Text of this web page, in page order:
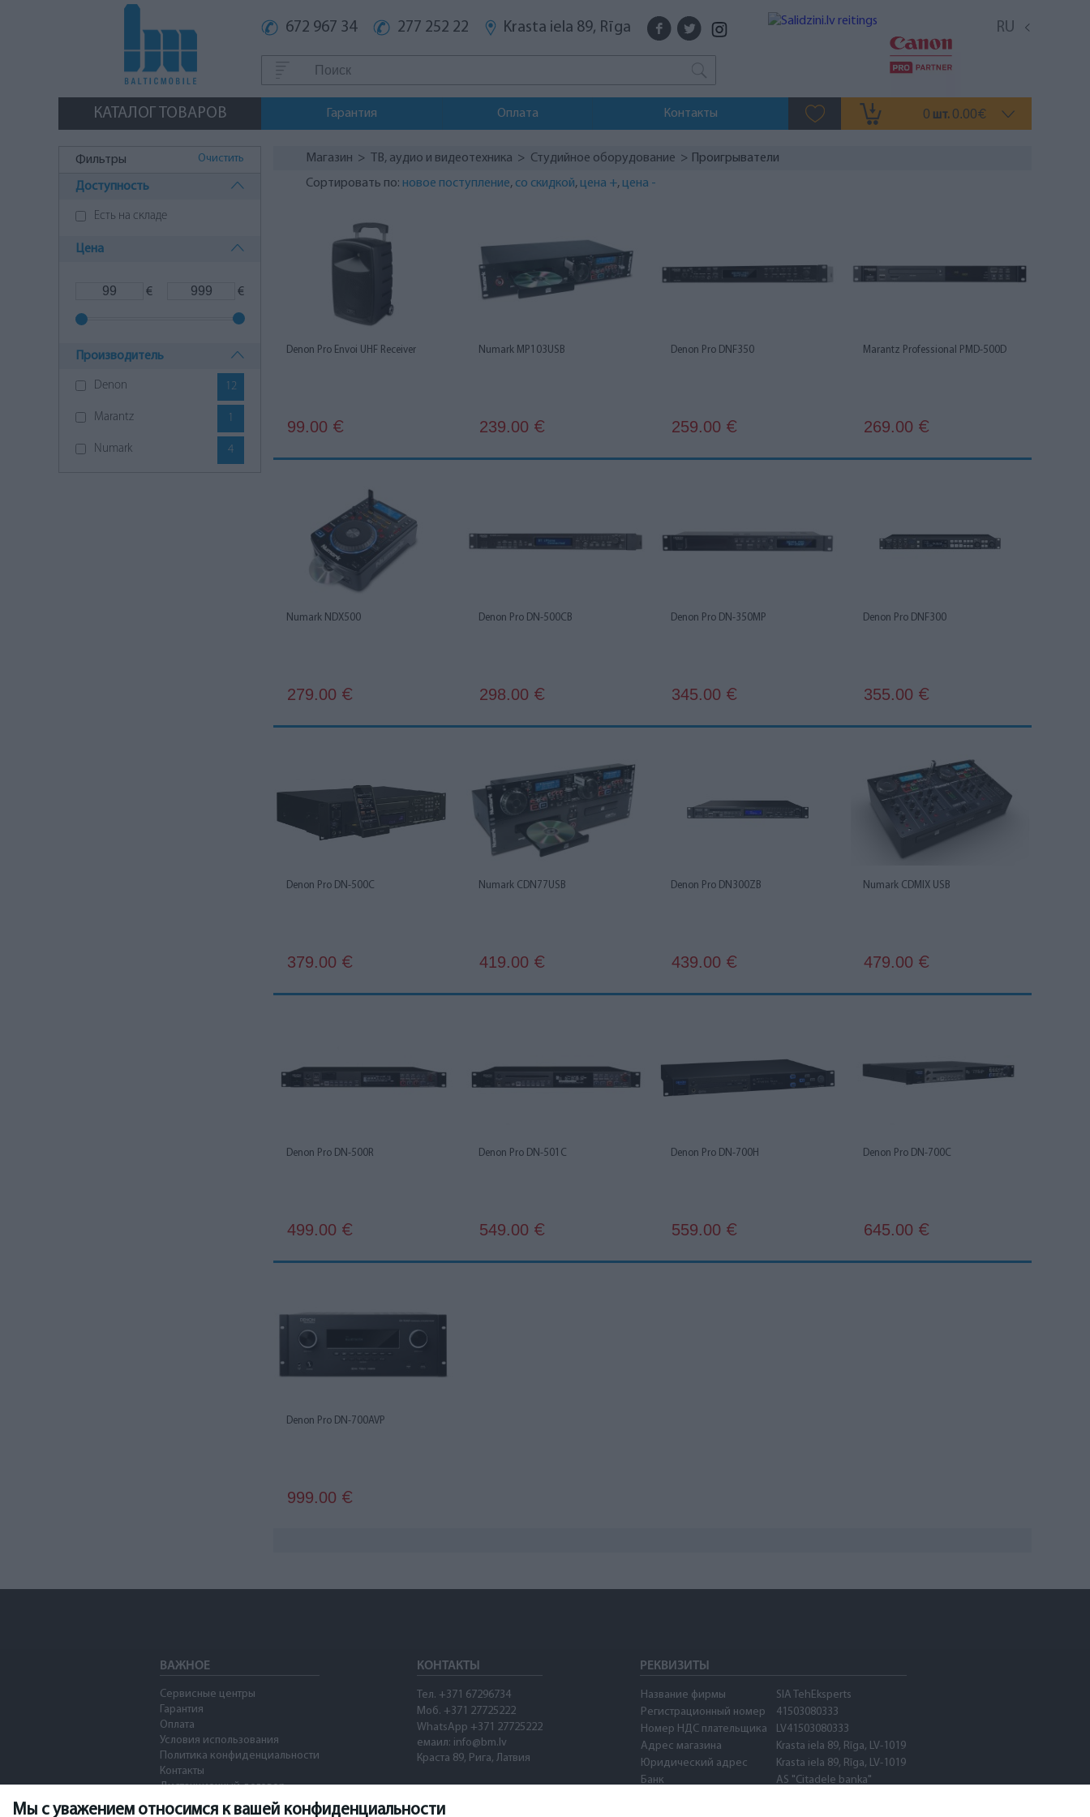
Мы с уважением относимся к вашей конфиденциальности
672 967 34 277 252 22 Krasta iela 89, Rīga RU
КАТАЛОГ ТОВАРОВ Гарантия Оплата Контакты 0 шт. 0.00€
Фильтры Очистить
Доступность
Есть на складе
Цена
€ €
Производитель
Denon 12
Marantz 1
Numark 4
Магазин > ТВ, аудио и видеотехника > Студийное оборудование > Проигрыватели
Сортировать по: новое поступление, со скидкой, цена +, цена -
Denon Pro Envoi UHF Receiver
99.00 €
Numark MP103USB
239.00 €
Denon Pro DNF350
259.00 €
Marantz Professional PMD-500D
269.00 €
Numark NDX500
279.00 €
Denon Pro DN-500CB
298.00 €
Denon Pro DN-350MP
345.00 €
Denon Pro DNF300
355.00 €
Denon Pro DN-500C
379.00 €
Numark CDN77USB
419.00 €
Denon Pro DN300ZB
439.00 €
Numark CDMIX USB
479.00 €
Denon Pro DN-500R
499.00 €
Denon Pro DN-501C
549.00 €
Denon Pro DN-700H
559.00 €
Denon Pro DN-700C
645.00 €
Denon Pro DN-700AVP
999.00 €
ВАЖНОЕ
Сервисные центры
Гарантия
Оплата
Условия использования
Политика конфиденциальности
Контакты
Дистанционный договор
КОНТАКТЫ
Тел. +371 67296734
Моб. +371 27725222
WhatsApp +371 27725222
емаил: info@bm.lv
Краста 89, Рига, Латвия
РЕКВИЗИТЫ
Название фирмы
SIA TehEksperts
Регистрационный номер
41503080333
Номер НДС плательщика
LV41503080333
Адрес магазина
Krasta iela 89, Rīga, LV-1019
Юридический адрес
Krasta iela 89, Rīga, LV-1019
Банк
AS "Citadele banka"